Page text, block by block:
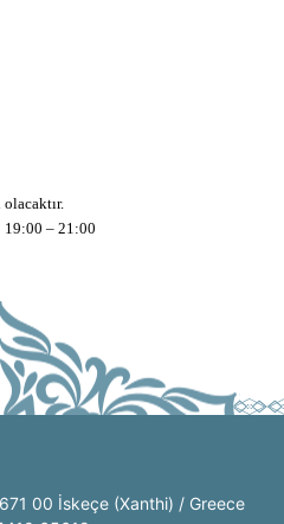
19:00 – 21:00
00 İskeçe (Xanthi) / Greece